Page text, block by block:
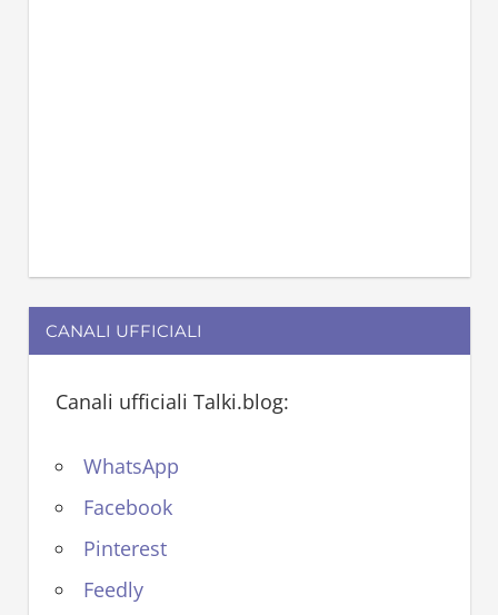
CANALI UFFICIALI
Canali ufficiali Talki.blog:
WhatsApp
Facebook
Pinterest
Feedly